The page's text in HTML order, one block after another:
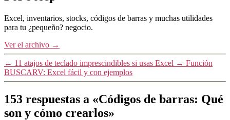
Excel, inventarios, stocks, códigos de barras y muchas utilidades
para tu ¿pequeño? negocio.
Ver el archivo →
← 11 atajos de teclado imprescindibles si usas Excel → Función
BUSCARV: Excel fácil y con ejemplos
153 respuestas a «Códigos de barras: Qué
son y cómo crearlos»